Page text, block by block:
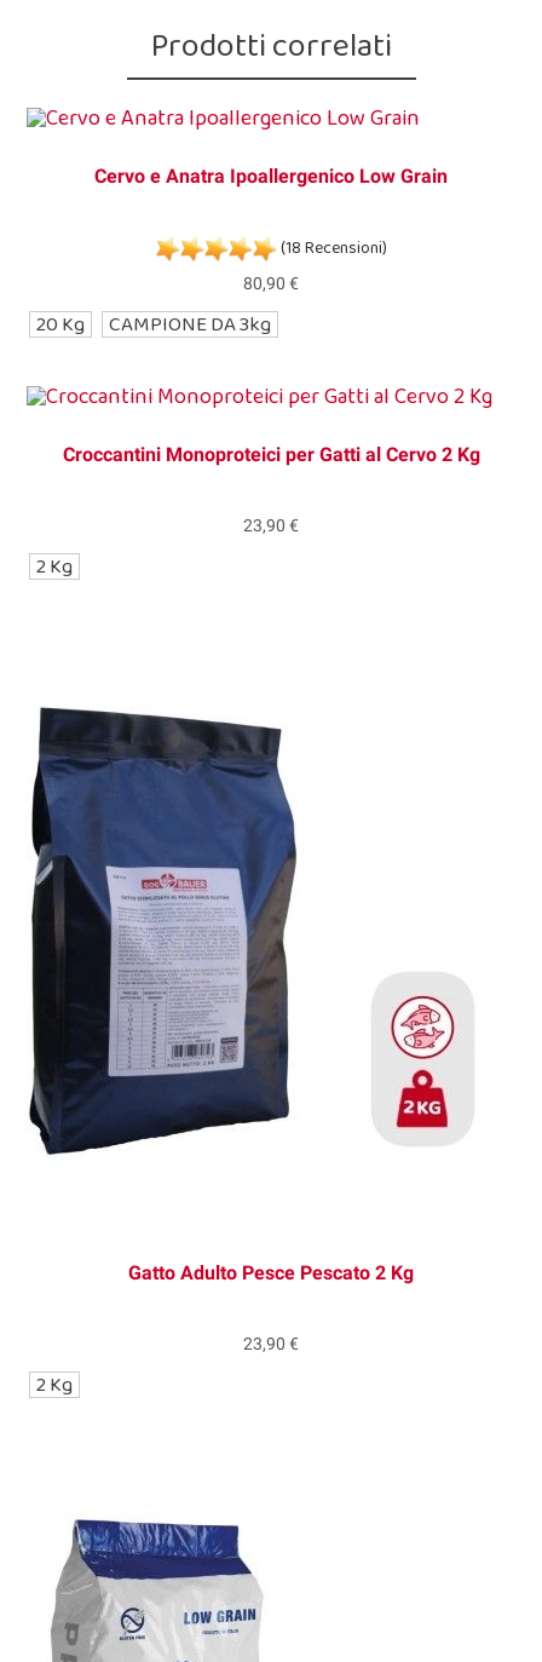
Prodotti correlati
Cervo e Anatra Ipoallergenico Low Grain
(18 Recensioni)
80,90 €
20 Kg CAMPIONE DA 3kg
Croccantini Monoproteici per Gatti al Cervo 2 Kg
23,90 €
2 Kg
Gatto Adulto Pesce Pescato 2 Kg
23,90 €
2 Kg